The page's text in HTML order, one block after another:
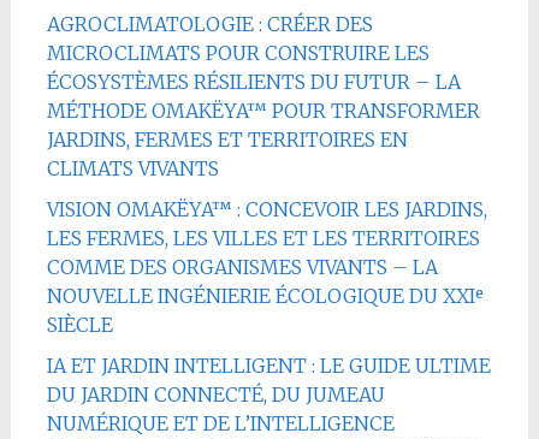
AGROCLIMATOLOGIE : CRÉER DES
MICROCLIMATS POUR CONSTRUIRE LES
ÉCOSYSTÈMES RÉSILIENTS DU FUTUR – LA
MÉTHODE OMAKËYA™ POUR TRANSFORMER
JARDINS, FERMES ET TERRITOIRES EN
CLIMATS VIVANTS
VISION OMAKËYA™ : CONCEVOIR LES JARDINS,
LES FERMES, LES VILLES ET LES TERRITOIRES
COMME DES ORGANISMES VIVANTS – LA
NOUVELLE INGÉNIERIE ÉCOLOGIQUE DU XXIᵉ
SIÈCLE
IA ET JARDIN INTELLIGENT : LE GUIDE ULTIME
DU JARDIN CONNECTÉ, DU JUMEAU
NUMÉRIQUE ET DE L’INTELLIGENCE